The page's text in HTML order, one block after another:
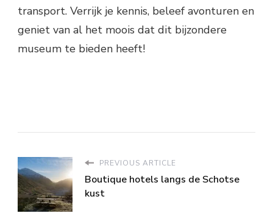
transport. Verrijk je kennis, beleef avonturen en
geniet van al het moois dat dit bijzondere
museum te bieden heeft!
PREVIOUS ARTICLE
Boutique hotels langs de Schotse
kust